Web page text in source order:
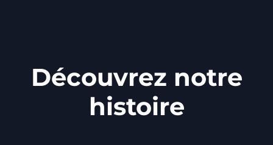
Découvrez notre
histoire